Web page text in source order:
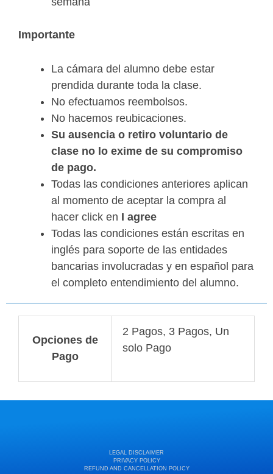
Importante
La cámara del alumno debe estar
prendida durante toda la clase.
No efectuamos reembolsos.
No hacemos reubicaciones.
Su ausencia o retiro voluntario de
clase no lo exime de su compromiso
de pago.
Todas las condiciones anteriores aplican
al momento de aceptar la compra al
hacer click en I agree
Todas las condiciones están escritas en
inglés para soporte de las entidades
bancarias involucradas y en español para
el completo entendimiento del alumno.
Opciones de
Pago
2 Pagos, 3 Pagos, Un
solo Pago
LEGAL DISCLAIMER
PRIVACY POLICY
REFUND AND CANCELLATION POLICY